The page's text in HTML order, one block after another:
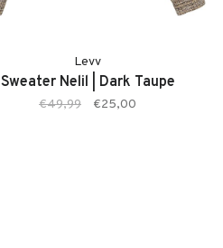
Levv
Sweater Nelil | Dark Taupe
€49,99 €25,00